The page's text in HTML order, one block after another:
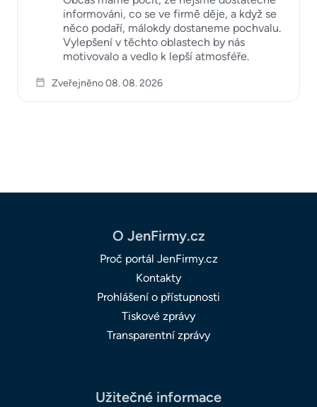
informováni, co se ve firmě děje, a když se
něco podaří, málokdy dostaneme pochvalu.
Vylepšení v těchto oblastech by nás
motivovalo a vedlo k lepší atmosféře.
Zveřejněno 08. 08. 2026
O JenFirmy.cz
Proč portál JenFirmy.cz
Kontakty
Prohlášení o přístupnosti
Tiskové zprávy
Transparentní zprávy
Užitečné informace